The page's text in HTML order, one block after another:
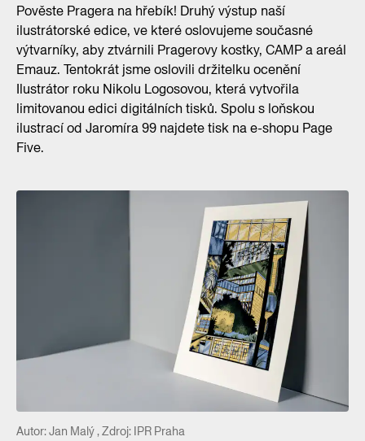
Pověste Pragera na hřebík! Druhý výstup naší
ilustrátorské edice, ve které oslovujeme současné
výtvarníky, aby ztvárnili Pragerovy kostky, CAMP a areál
Emauz. Tentokrát jsme oslovili držitelku ocenění
Ilustrátor roku Nikolu Logosovou, která vytvořila
limitovanou edici digitálních tisků. Spolu s loňskou
ilustrací od Jaromíra 99 najdete tisk na e-shopu Page
Five.
Autor: Jan Malý , Zdroj: IPR Praha